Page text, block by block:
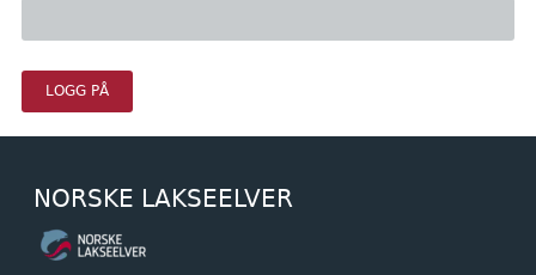
NORSKE LAKSEELVER